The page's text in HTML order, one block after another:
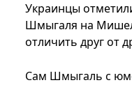
Украинцы
Шмыгаля на
отличить друг от
Сам Шмыгаль с